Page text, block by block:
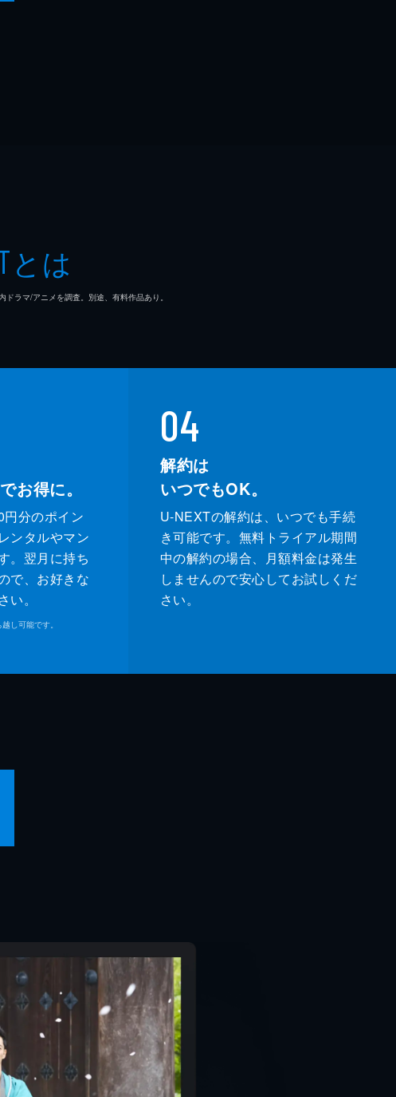
とは
ラマ/アニメを調査。別途、有料作品あり。
お得に。
分のポイン
ンタルやマン
。翌月に持ち
で、お好きな
。
し可能です。
04
解約は
いつでもOK。
U-NEXTの解約は、いつでも手続
き可能です。無料トライアル期間
中の解約の場合、月額料金は発生
しませんので安心してお試しくだ
さい。